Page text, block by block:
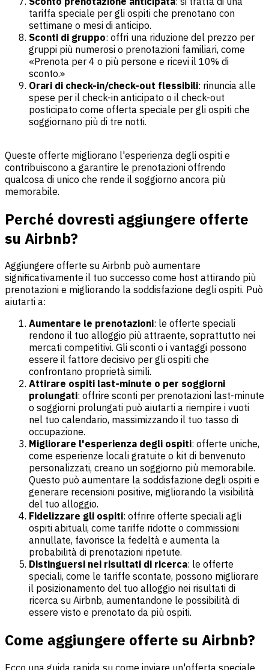
tariffa speciale per gli ospiti che prenotano con
settimane o mesi di anticipo.
Sconti di gruppo: offri una riduzione del prezzo per
gruppi più numerosi o prenotazioni familiari, come
«Prenota per 4 o più persone e ricevi il 10% di
sconto.»
Orari di check-in/check-out flessibili: rinuncia alle
spese per il check-in anticipato o il check-out
posticipato come offerta speciale per gli ospiti che
soggiornano più di tre notti.
Queste offerte migliorano l'esperienza degli ospiti e
contribuiscono a garantire le prenotazioni offrendo
qualcosa di unico che rende il soggiorno ancora più
memorabile.
Perché dovresti aggiungere offerte
su Airbnb?
Aggiungere offerte su Airbnb può aumentare
significativamente il tuo successo come host attirando più
prenotazioni e migliorando la soddisfazione degli ospiti. Può
aiutarti a:
Aumentare le prenotazioni: le offerte speciali
rendono il tuo alloggio più attraente, soprattutto nei
mercati competitivi. Gli sconti o i vantaggi possono
essere il fattore decisivo per gli ospiti che
confrontano proprietà simili.
Attirare ospiti last-minute o per soggiorni
prolungati: offrire sconti per prenotazioni last-minute
o soggiorni prolungati può aiutarti a riempire i vuoti
nel tuo calendario, massimizzando il tuo tasso di
occupazione.
Migliorare l'esperienza degli ospiti: offerte uniche,
come esperienze locali gratuite o kit di benvenuto
personalizzati, creano un soggiorno più memorabile.
Questo può aumentare la soddisfazione degli ospiti e
generare recensioni positive, migliorando la visibilità
del tuo alloggio.
Fidelizzare gli ospiti: offrire offerte speciali agli
ospiti abituali, come tariffe ridotte o commissioni
annullate, favorisce la fedeltà e aumenta la
probabilità di prenotazioni ripetute.
Distinguersi nei risultati di ricerca: le offerte
speciali, come le tariffe scontate, possono migliorare
il posizionamento del tuo alloggio nei risultati di
ricerca su Airbnb, aumentandone le possibilità di
essere visto e prenotato da più ospiti.
Come aggiungere offerte su Airbnb?